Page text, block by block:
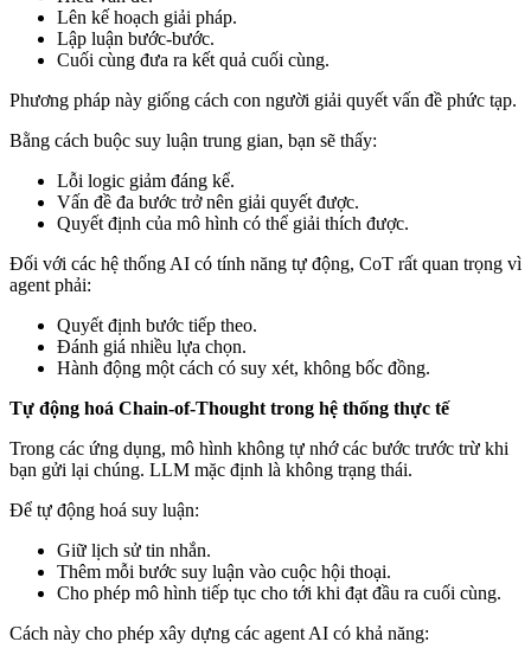
Lên kế hoạch giải pháp.
Lập luận bước‑bước.
Cuối cùng đưa ra kết quả cuối cùng.
Phương pháp này giống cách con người giải quyết vấn đề phức tạp.
Bằng cách buộc suy luận trung gian, bạn sẽ thấy:
Lỗi logic giảm đáng kể.
Vấn đề đa bước trở nên giải quyết được.
Quyết định của mô hình có thể giải thích được.
Đối với các hệ thống AI có tính năng tự động, CoT rất quan trọng vì
agent phải:
Quyết định bước tiếp theo.
Đánh giá nhiều lựa chọn.
Hành động một cách có suy xét, không bốc đồng.
Tự động hoá Chain-of-Thought trong hệ thống thực tế
Trong các ứng dụng, mô hình không tự nhớ các bước trước trừ khi
bạn gửi lại chúng. LLM mặc định là không trạng thái.
Để tự động hoá suy luận:
Giữ lịch sử tin nhắn.
Thêm mỗi bước suy luận vào cuộc hội thoại.
Cho phép mô hình tiếp tục cho tới khi đạt đầu ra cuối cùng.
Cách này cho phép xây dựng các agent AI có khả năng: